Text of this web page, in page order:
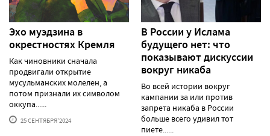
Эхо муэдзина в
окрестностях Кремля
Как чиновники сначала
продвигали открытие
мусульманских молелен, а
потом признали их символом
оккупа......
25 СЕНТЯБРЯ'2024
В России у Ислама
будущего нет: что
показывают дискуссии
вокруг никаба
Во всей истории вокруг
кампании за или против
запрета никаба в России
больше всего удивил тот
пиете......